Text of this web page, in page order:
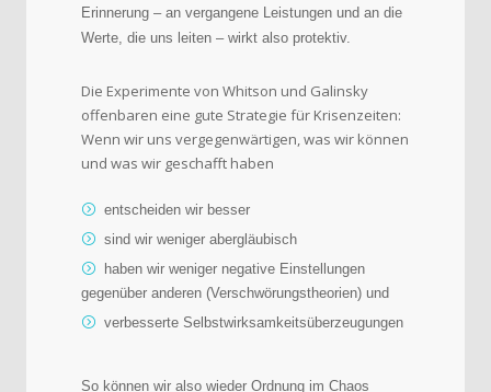
Erinnerung – an vergangene Leistungen und an die
Werte, die uns leiten – wirkt also protektiv.
Die Experimente von Whitson und Galinsky
offenbaren eine gute Strategie für Krisenzeiten:
Wenn wir uns vergegenwärtigen, was wir können
und was wir geschafft haben
entscheiden wir besser
sind wir weniger abergläubisch
haben wir weniger negative Einstellungen
gegenüber anderen (Verschwörungstheorien) und
verbesserte Selbstwirksamkeitsüberzeugungen
So können wir also wieder Ordnung im Chaos